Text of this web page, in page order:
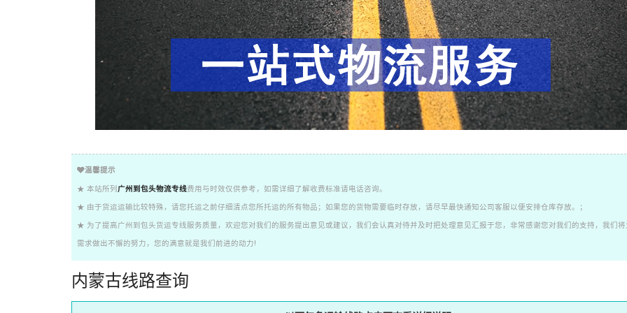
温馨提示
★ 本站所列 广州到包头物流专线费用与时效仅供参考，如需详细了解收费标准请电话咨询。
★ 由于货运运输比较特殊，请您托运之前仔细清点您所托运的所有物品；如果您的货物需要临时存放，请尽早最快通知公司客服以便安排仓库存放。；
★ 为了提高广州到包头货运专线服务质量，欢迎您对我们的服务提出意见或建议，我们会认真对待并及时把处理意见汇报于您，非常感谢您对我们的支持，我们
需求做出不懈的努力，您的满意就是我们前进的动力!
内蒙古线路查询